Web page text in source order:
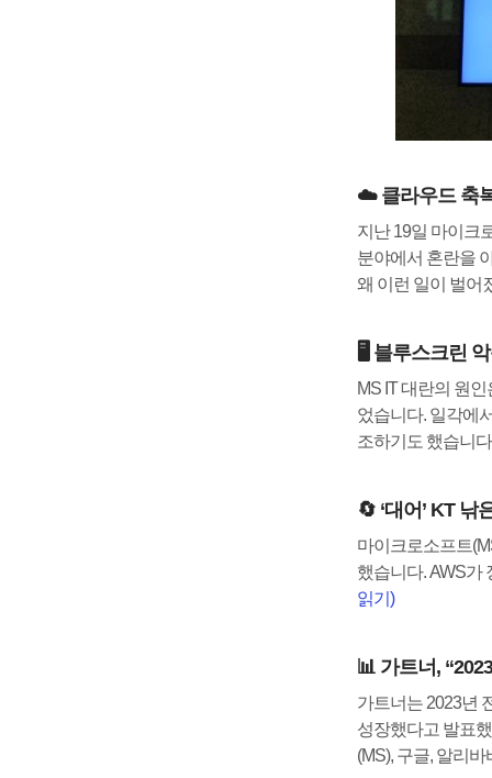
☁️ 클라우드 축
지난 19일 마이크
분야에서 혼란을
왜 이런 일이 벌어
🖥️ 블루스크린
MS IT 대란의 원
었습니다. 일각에
조하기도 했습니
🔄 ‘대어’ KT
마이크로소프트
했습니다. AWS가
읽기)
📊 가트너,
가트너는 2023년
성장했다고 발표
(MS), 구글, 알리